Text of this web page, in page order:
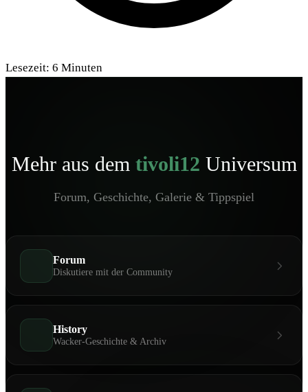
Lesezeit: 6 Minuten
Mehr aus dem tivoli12 Universum
Forum, Geschichte, Galerie & Tippspiel
Forum
Diskutiere mit der Community
History
Wacker-Geschichte & Archiv